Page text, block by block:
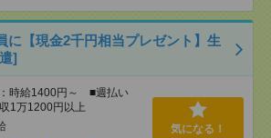
に【現金2千円相当プレゼント】生
]
時給1400円～ ■週払い
1万1200円以上
気になる！